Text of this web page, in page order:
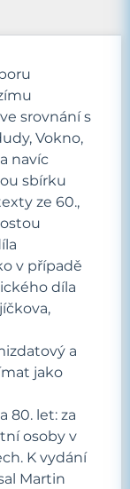
srovnání s
Vokno,
navíc
sbírku
ze 60.,
v případě
díla
a
jako
80. let: za
osoby v
K vydání
Martin